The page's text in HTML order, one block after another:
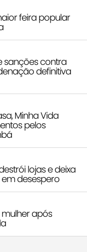
feira popular
sanções contra
definitiva
Minha Vida
pelos
lojas e deixa
desespero
após